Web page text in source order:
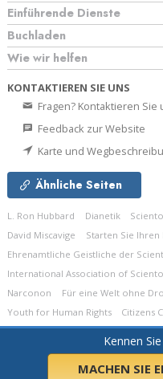
Kennen
MACHEN SIE
Einführende Dienste
Buchladen
Wie wir helfen
KONTAKTIEREN SIE UNS
Fragen? Kontaktieren Sie
Feedback zur Website
Karte und
Ähnliche Seiten
L. Ron Hubbard Dianetik
David Miscavige
Starten Sie
Ehrenamtliche Geistliche der
International Association of
Narconon
Für eine Welt ohne
Youth for Human Rights
Citizens
Church of Scientology
vorbehalten.Datenschutzerklärung
Rechtliche Informationen